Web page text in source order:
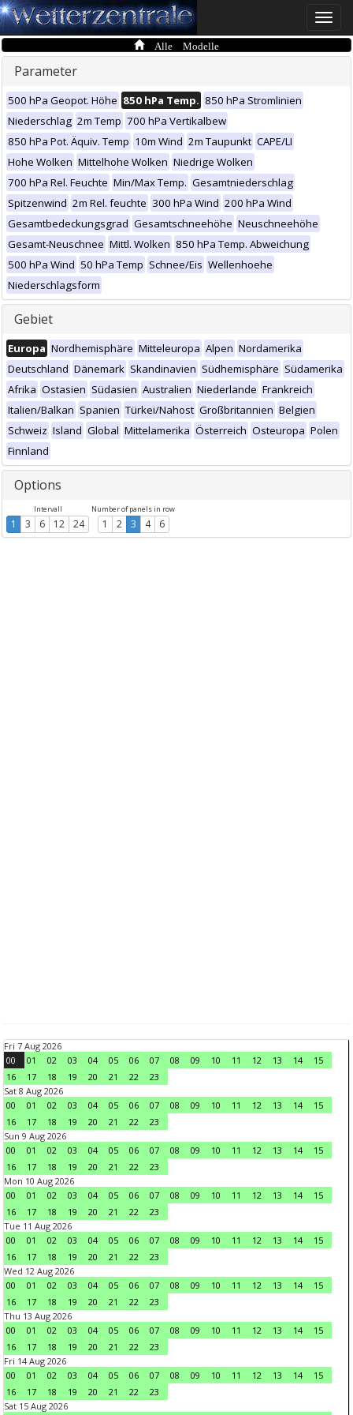
Toggle
Alle Modelle
Parameter
500 hPa Geopot. Höhe 850 hPa Temp. 850 hPa Stromlinien
Niederschlag 2m Temp 700 hPa Vertikalbew
850 hPa Pot. Äquiv. Temp 10m Wind 2m Taupunkt CAPE/LI
Hohe Wolken Mittelhohe Wolken Niedrige Wolken
700 hPa Rel. Feuchte Min/Max Temp. Gesamtniederschlag
Spitzenwind 2m Rel. feuchte 300 hPa Wind 200 hPa Wind
Gesamtbedeckungsgrad Gesamtschneehöhe Neuschneehöhe
Gesamt-Neuschnee Mittl. Wolken 850 hPa Temp. Abweichung
500 hPa Wind 50 hPa Temp Schnee/Eis Wellenhoehe
Niederschlagsform
Gebiet
Europa Nordhemisphäre Mitteleuropa Alpen Nordamerika
Deutschland Dänemark Skandinavien Südhemisphäre Südamerika
Afrika Ostasien Südasien Australien Niederlande Frankreich
Italien/Balkan Spanien Türkei/Nahost Großbritannien Belgien
Schweiz Island Global Mittelamerika Österreich Osteuropa Polen
Finnland
Options
Intervall
1 3 6 12 24
Number of panels in row
1 2 3 4 6
Fri 7 Aug 2026
00
01 02 03 04 05 06 07 08 09 10 11 12 13 14
15
16
17 18 19 20 21 22
23
Sat 8 Aug 2026
00
01 02 03 04 05 06 07 08 09 10 11 12 13 14
15
16
17 18 19 20 21 22
23
Sun 9 Aug 2026
00
01 02 03 04 05 06 07 08 09 10 11 12 13 14
15
16
17 18 19 20 21 22
23
Mon 10 Aug 2026
00
01 02 03 04 05 06 07 08 09 10 11 12 13 14
15
16
17 18 19 20 21 22
23
Tue 11 Aug 2026
00
01 02 03 04 05 06 07 08 09 10 11 12 13 14
15
16
17 18 19 20 21 22
23
Wed 12 Aug 2026
00
01 02 03 04 05 06 07 08 09 10 11 12 13 14
15
16
17 18 19 20 21 22
23
Thu 13 Aug 2026
00
01 02 03 04 05 06 07 08 09 10 11 12 13 14
15
16
17 18 19 20 21 22
23
Fri 14 Aug 2026
00
01 02 03 04 05 06 07 08 09 10 11 12 13 14
15
16
17 18 19 20 21 22
23
Sat 15 Aug 2026